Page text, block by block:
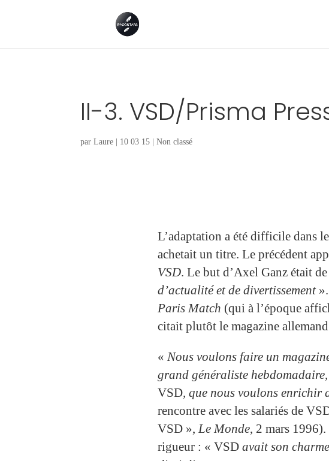
II-3. VSD/Prisma
parLaure | 10 03 15 |Non classé
L’adaptation a été difficile dans
achetait un titre. Le précédent
VSD. Le but d’Axel Ganz était
d’actualité et de divertissement».
Paris Match (qui à l’époque
citait plutôt le magazine allemand
« Nous voulons faire un
grand généraliste
VSD, que nous voulons enrichir
rencontre avec les salariés de
VSD », Le Monde, 2 mars
rigueur : « VSD avait son